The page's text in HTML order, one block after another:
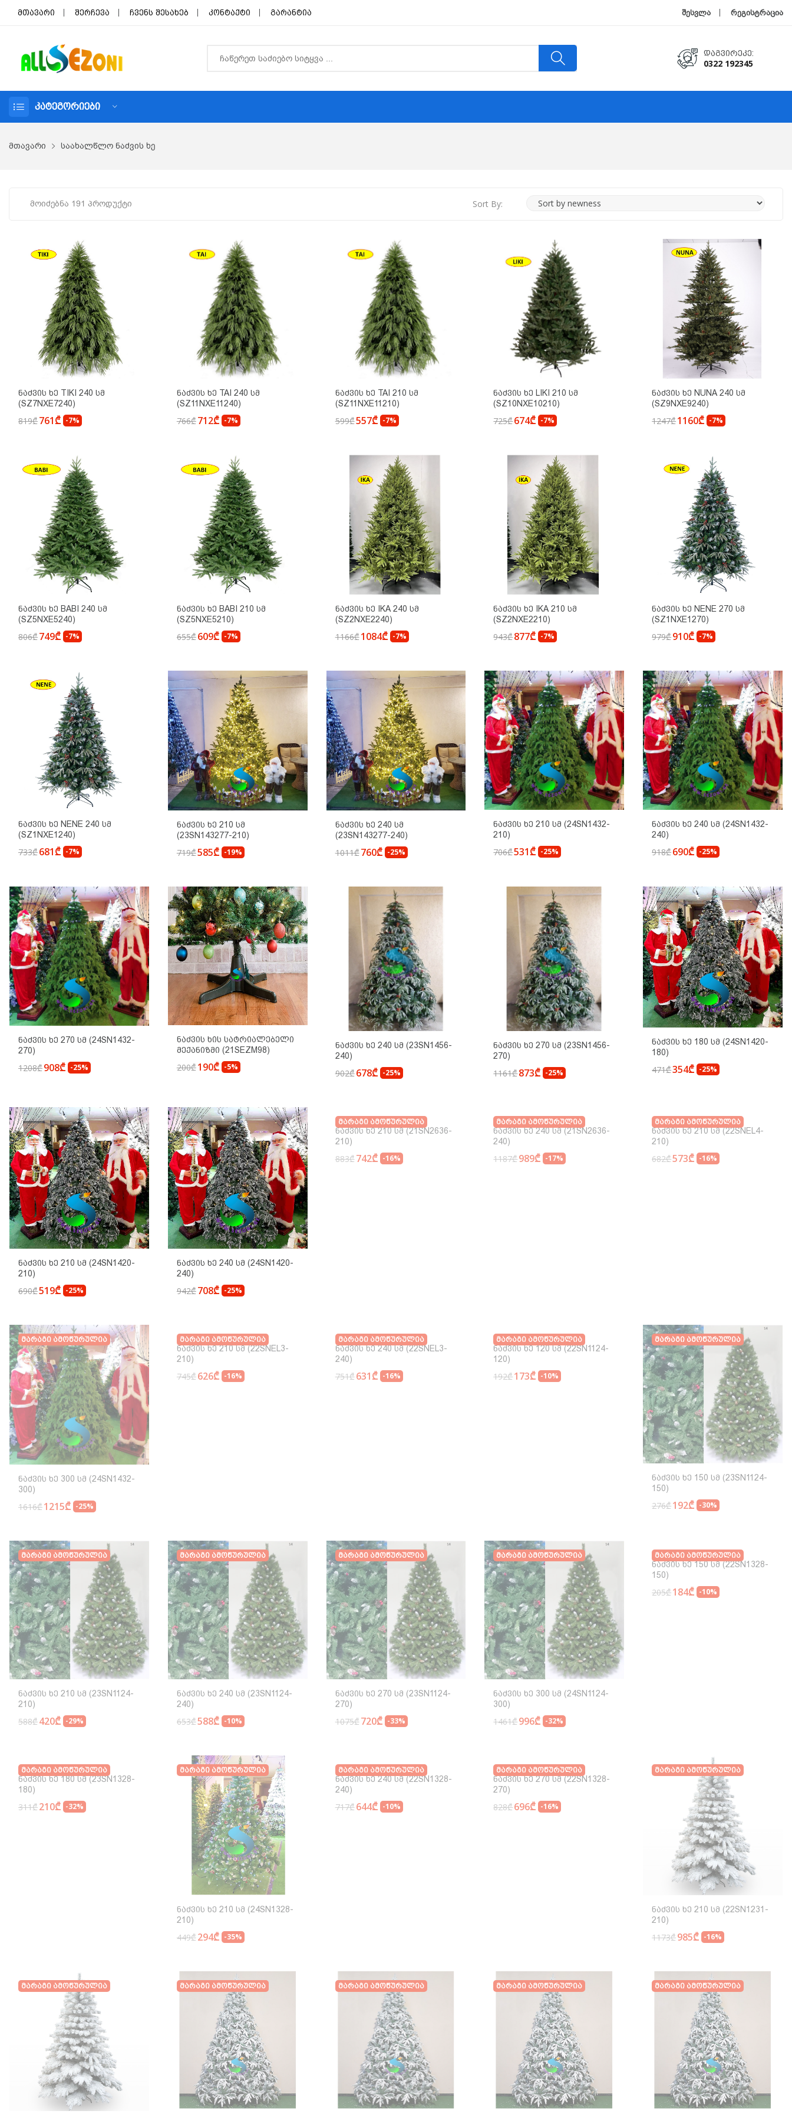
მთავარი შერჩევა ჩვენს შესახებ კონტაქტი გარანტია შესვლა რეგისტრაცია
Დაგვირეკე:
0322 192345
ᲙᲐᲢᲔᲒᲝᲠᲘᲔᲑᲘ
მთავარი საახალწლო ნაძვის ხე
Მოიძებნა 191 Პროდუქტი Sort By:
Ნაძვის Ხე TIKI 240 Სმ
(SZ7NXE7240)
819₾761₾ -7%
Ნაძვის Ხე TAI 240 Სმ
(SZ11NXE11240)
766₾712₾ -7%
Ნაძვის Ხე TAI 210 Სმ
(SZ11NXE11210)
599₾557₾ -7%
Ნაძვის Ხე LIKI 210 Სმ
(SZ10NXE10210)
725₾674₾ -7%
Ნაძვის Ხე NUNA 240 Სმ
(SZ9NXE9240)
1247₾1160₾ -7%
Ნაძვის Ხე BABI 240 Სმ
(SZ5NXE5240)
806₾749₾ -7%
Ნაძვის Ხე BABI 210 Სმ
(SZ5NXE5210)
655₾609₾ -7%
Ნაძვის Ხე IKA 240 Სმ
(SZ2NXE2240)
1166₾1084₾ -7%
Ნაძვის Ხე IKA 210 Სმ
(SZ2NXE2210)
943₾877₾ -7%
Ნაძვის Ხე NENE 270 Სმ
(SZ1NXE1270)
979₾910₾ -7%
Ნაძვის Ხე NENE 240 Სმ
(SZ1NXE1240)
733₾681₾ -7%
Ნაძვის Ხე 210 Სმ
(23SN143277-210)
719₾585₾ -19%
Ნაძვის Ხე 240 Სმ
(23SN143277-240)
1011₾760₾ -25%
Ნაძვის Ხე 210 Სმ (24SN1432-
210)
706₾531₾ -25%
Ნაძვის Ხე 240 Სმ (24SN1432-
240)
918₾690₾ -25%
Ნაძვის Ხე 270 Სმ (24SN1432-
270)
1208₾908₾ -25%
Ნაძვის Ხის Სატრიალებელი
Მექანიზმი (21SEZM98)
200₾190₾ -5%
Ნაძვის Ხე 240 Სმ (23SN1456-
240)
902₾678₾ -25%
Ნაძვის Ხე 270 Სმ (23SN1456-
270)
1161₾873₾ -25%
Ნაძვის Ხე 180 Სმ (24SN1420-
180)
471₾354₾ -25%
Ნაძვის Ხე 210 Სმ (24SN1420-
210)
690₾519₾ -25%
Ნაძვის Ხე 240 Სმ (24SN1420-
240)
942₾708₾ -25%
Მარაგი Ამოწურულია
Ნაძვის Ხე 210 Სმ (21SN2636-
210)
883₾742₾ -16%
Მარაგი Ამოწურულია
Ნაძვის Ხე 240 Სმ (21SN2636-
240)
1187₾989₾ -17%
Მარაგი Ამოწურულია
Ნაძვის Ხე 210 Სმ (22SNEL4-
210)
682₾573₾ -16%
Მარაგი Ამოწურულია
Ნაძვის Ხე 300 Სმ (24SN1432-
300)
1616₾1215₾ -25%
Მარაგი Ამოწურულია
Ნაძვის Ხე 210 Სმ (22SNEL3-
210)
745₾626₾ -16%
Მარაგი Ამოწურულია
Ნაძვის Ხე 240 Სმ (22SNEL3-
240)
751₾631₾ -16%
Მარაგი Ამოწურულია
Ნაძვის Ხე 120 Სმ (22SN1124-
120)
192₾173₾ -10%
Მარაგი Ამოწურულია
Ნაძვის Ხე 150 Სმ (23SN1124-
150)
276₾192₾ -30%
Მარაგი Ამოწურულია
Ნაძვის Ხე 210 Სმ (23SN1124-
210)
588₾420₾ -29%
Მარაგი Ამოწურულია
Ნაძვის Ხე 240 Სმ (23SN1124-
240)
653₾588₾ -10%
Მარაგი Ამოწურულია
Ნაძვის Ხე 270 Სმ (23SN1124-
270)
1075₾720₾ -33%
Მარაგი Ამოწურულია
Ნაძვის Ხე 300 Სმ (24SN1124-
300)
1461₾996₾ -32%
Მარაგი Ამოწურულია
Ნაძვის Ხე 150 Სმ (22SN1328-
150)
205₾184₾ -10%
Მარაგი Ამოწურულია
Ნაძვის Ხე 180 Სმ (23SN1328-
180)
311₾210₾ -32%
Მარაგი Ამოწურულია
Ნაძვის Ხე 210 Სმ (24SN1328-
210)
449₾294₾ -35%
Მარაგი Ამოწურულია
Ნაძვის Ხე 240 Სმ (22SN1328-
240)
717₾644₾ -10%
Მარაგი Ამოწურულია
Ნაძვის Ხე 270 Სმ (22SN1328-
270)
828₾696₾ -16%
Მარაგი Ამოწურულია
Ნაძვის Ხე 210 Სმ (22SN1231-
210)
1173₾985₾ -16%
Მარაგი Ამოწურულია Მარაგი Ამოწურულია Მარაგი Ამოწურულია Მარაგი Ამოწურულია Მარაგი Ამოწურულია